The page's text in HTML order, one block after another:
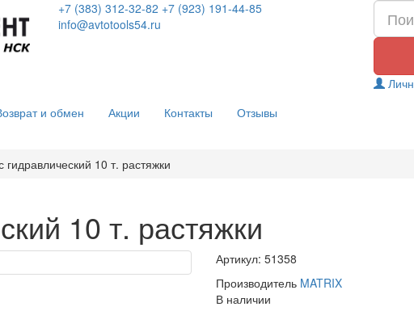
+7 (383) 312-32-82 +7 (923) 191-44-85
info@avtotools54.ru
и обмен Акции Контакты Отзывы
гидравлический 10 т. растяжки
10 т. растяжки
Артикул: 51358
Производитель MATRIX
В наличии